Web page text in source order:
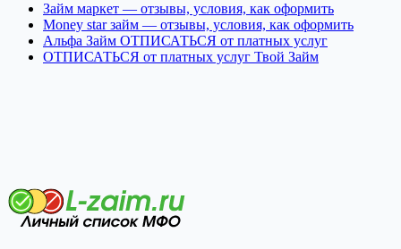
Займ маркет — отзывы, условия, как оформить
Money star займ — отзывы, условия, как оформить
Альфа Займ ОТПИСАТЬСЯ от платных услуг
ОТПИСАТЬСЯ от платных услуг Твой Займ